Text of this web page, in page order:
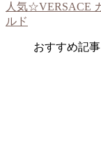
人気☆VERSACE
ルド
おすすめ記事